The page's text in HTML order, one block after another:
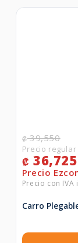
₡39,550
₡ 36,725
Carro